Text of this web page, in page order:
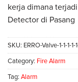
kerja dimana
Detector di Pasang
SKU: ERRO-Valve-1-1-1-1-
Category: Fire Alarm
Tag: Alarm